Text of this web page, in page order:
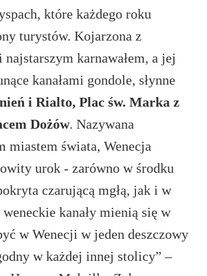
które każdego roku
turystów. Kojarzona z
karnawałem, a jej
kanałami gondole, słynne
i Rialto, Plac św. Marka z
Dożów. Nazywana
miastem świata, Wenecja
urok - zarówno w środku
czarującą mgłą, jak i w
kanały mienią się w
w Wenecji w jeden deszczowy
w każdej innej stolicy” –